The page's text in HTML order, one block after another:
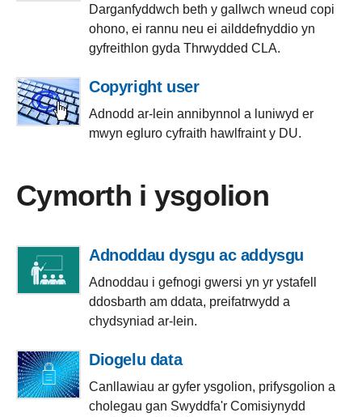
Darganfyddwch beth y gallwch wneud copi
ohono, ei rannu neu ei ailddefnyddio yn
gyfreithlon gyda Thrwydded CLA.
Copyright user
Adnodd ar-lein annibynnol a luniwyd er
mwyn egluro cyfraith hawlfraint y DU.
Cymorth i ysgolion
Adnoddau dysgu ac addysgu
Adnoddau i gefnogi gwersi yn yr ystafell
ddosbarth am ddata, preifatrwydd a
chydsyniad ar-lein.
Diogelu data
Canllawiau ar gyfer ysgolion, prifysgolion a
cholegau gan Swyddfa'r Comisiynydd